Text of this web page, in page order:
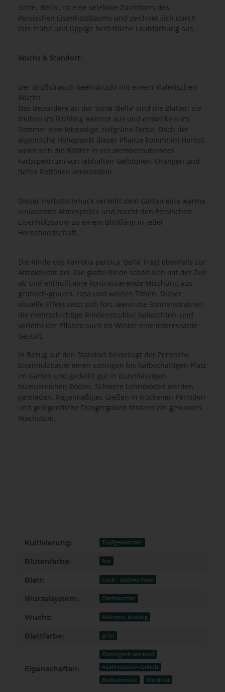
Sorte, 'Bella', ist eine selektive Zuchtform des
Persischen Eisenholzbaums und zeichnet sich durch
ihre frühe und üppige herbstliche Laubfärbung aus.
Wuchs & Standort:
Der Großstrauch beeindruckt mit einem malerischen
Wuchs.
Das Besondere an der Sorte 'Bella' sind die Blätter: sie
treiben im Frühling weinrot aus und entwickeln im
Sommer eine lebendige, tiefgrüne Farbe. Doch der
eigentliche Höhepunkt dieser Pflanze kommt im Herbst,
wenn sich die Blätter in ein atemberaubendes
Farbspektrum von lebhaften Gelbtönen, Orangen und
tiefen Rottönen verwandeln.
Dieser Herbstschmuck verleiht dem Garten eine warme,
einladende Atmosphäre und macht den Persischen
Eisenholzbaum zu einem Blickfang in jeder
Herbstlandschaft.
Die Rinde des Parrotia persica 'Bella' trägt ebenfalls zur
Attraktivität bei. Die glatte Rinde schält sich mit der Zeit
ab und enthüllt eine kontrastierende Mischung aus
grünlich-grauen, rosa und weißen Tönen. Dieser
visuelle Effekt setzt sich fort, wenn die Sonnenstrahlen
die mehrschichtige Rindenstruktur beleuchten, und
verleiht der Pflanze auch im Winter eine interessante
Gestalt.
In Bezug auf den Standort bevorzugt der Persische
Eisenholzbaum einen sonnigen bis halbschattigen Platz
im Garten und gedeiht gut in durchlässigen,
humusreichen Böden. Schwere Lehmböden werden
gemieden. Regelmäßiges Gießen in trockenen Perioden
und gelegentliche Düngergaben fördern ein gesundes
Wachstum.
Produkteigenschaft
Wert
Kultivierung: Topfgewachsen
Blütenfarbe: Rot
Blatt: Laub - laubwerfend
Wurzelsystem: Flachwurzler
Wuchs: Aufrecht, buschig
Blattfarbe: grün
Eigenschaften:
Ökologisch wertvoll
4-Jahreszeiten-Gehölz
Blattschmuck
Windfest